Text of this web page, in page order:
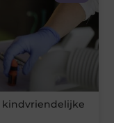
kindvriendelijke